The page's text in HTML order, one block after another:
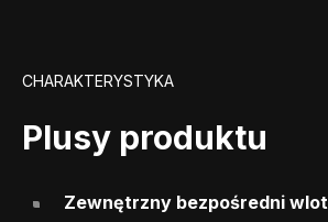
CHARAKTERYSTYKA
Plusy produktu
Zewnętrzny bezpośredni